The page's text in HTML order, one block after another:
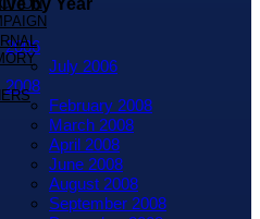
2006
July 2006
2008
February 2008
March 2008
April 2008
June 2008
August 2008
September 2008